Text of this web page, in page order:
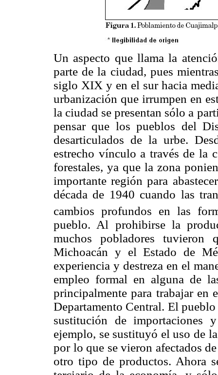
Un aspecto que llama la
parte de la ciudad, pues
siglo XIX y en el sur hacia
urbanización que irrumpen en
la ciudad se presentan sólo a
pensar que los pueblos del
desarticulados de la urbe.
estrecho vínculo a través de la
forestales, ya que la zona
importante región para
década de 1940 cuando las
cambios profundos en las
pueblo. Al prohibirse la
muchos pobladores tuvieron
Michoacán y el Estado de
experiencia y destreza en el
empleo formal en alguna de
principalmente para trabajar en
Departamento Central. El
sustitución de importaciones
ejemplo, se sustituyó el uso de
por lo que se vieron afectados
otro tipo de productos. Ahora